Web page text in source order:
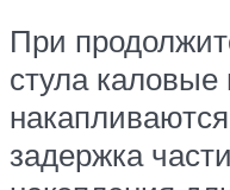
При
стула
задержка